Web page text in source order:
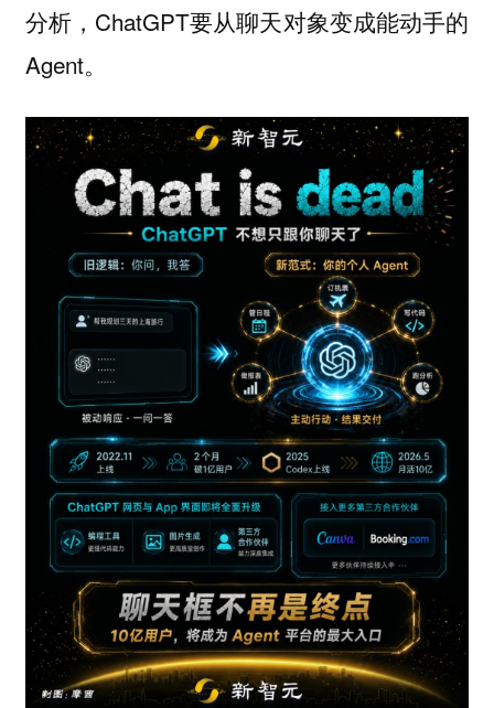
分析，ChatGPT要从聊天对象变成能动手的
Agent。